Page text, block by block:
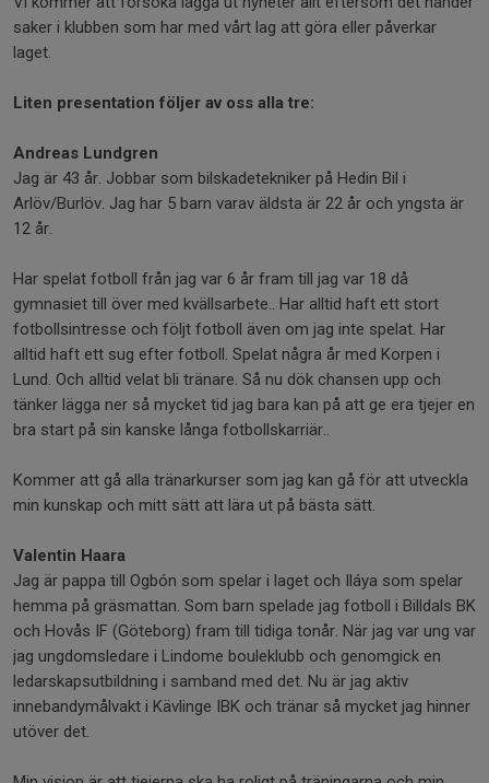
saker i klubben som har med vårt lag att göra eller påverkar
laget.
Liten presentation följer av oss alla tre:
Andreas Lundgren
Jag är 43 år. Jobbar som bilskadetekniker på Hedin Bil i
Arlöv/Burlöv. Jag har 5 barn varav äldsta är 22 år och yngsta är
12 år.
Har spelat fotboll från jag var 6 år fram till jag var 18 då
gymnasiet till över med kvällsarbete.. Har alltid haft ett stort
fotbollsintresse och följt fotboll även om jag inte spelat. Har
alltid haft ett sug efter fotboll. Spelat några år med Korpen i
Lund. Och alltid velat bli tränare. Så nu dök chansen upp och
tänker lägga ner så mycket tid jag bara kan på att ge era tjejer en
bra start på sin kanske långa fotbollskarriär..
Kommer att gå alla tränarkurser som jag kan gå för att utveckla
min kunskap och mitt sätt att lära ut på bästa sätt.
Valentin Haara
Jag är pappa till Ogbón som spelar i laget och Iláya som spelar
hemma på gräsmattan. Som barn spelade jag fotboll i Billdals BK
och Hovås IF (Göteborg) fram till tidiga tonår. När jag var ung var
jag ungdomsledare i Lindome bouleklubb och genomgick en
ledarskapsutbildning i samband med det. Nu är jag aktiv
innebandymålvakt i Kävlinge IBK och tränar så mycket jag hinner
utöver det.